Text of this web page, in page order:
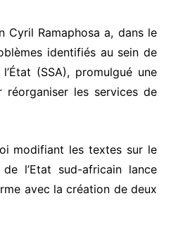
Cyril Ramaphosa a, dans le
identifiés au sein de
(SSA), promulgué une
réorganiser les services de
modifiant les textes sur le
l’Etat sud-africain lance
avec la création de deux